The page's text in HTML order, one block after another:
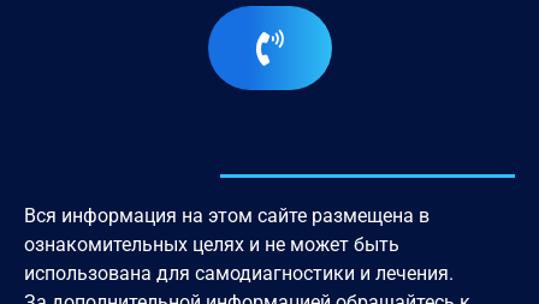
Вся информация на этом сайте размещена в
ознакомительных целях и не может быть
использована для самодиагностики и лечения.